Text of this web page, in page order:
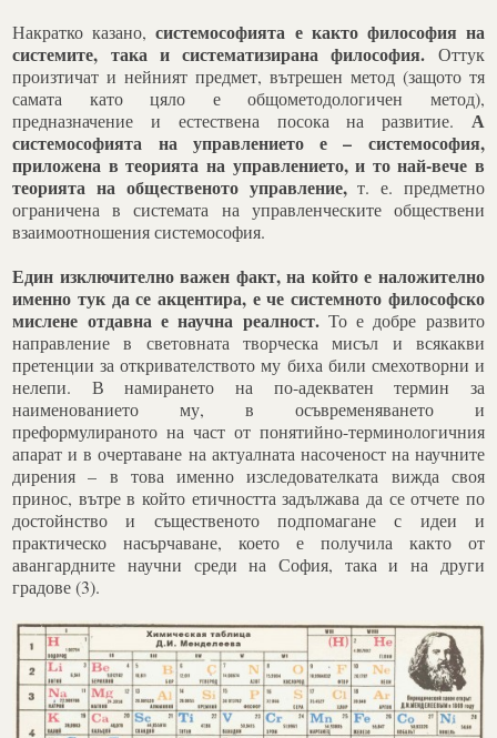
Накратко казано,системософията е както философия на
системите, така и систематизирана философия. Оттук
произтичат и нейният предмет, вътрешен метод (защото тя
самата като цяло е общометодологичен метод),
предназначение и естествена посока на развитие. А
системософията на управлението е – системософия,
приложена в теорията на управлението, и то най-вече в
теорията на общественото управление,т. е. предметно
ограничена в системата на управленческите обществени
взаимоотношения системософия.
Един изключително важен факт, на който е наложително
именно тук да се акцентира, е че системното философско
мислене отдавна е научна реалност.То е добре развито
направление в световната творческа мисъл и всякакви
претенции за откривателството му биха били смехотворни и
нелепи. В намирането на по-адекватен термин за
наименованието му, в осъвременяването и
преформулираното на част от понятийно-терминологичния
апарат и в очертаване на актуалната насоченост на научните
дирения – в това именно изследователката вижда своя
принос, вътре в който етичността задължава да се отчете по
достойнство и същественото подпомагане с идеи и
практическо насърчаване, което е получила както от
авангардните научни среди на София, така и на други
градове (3).